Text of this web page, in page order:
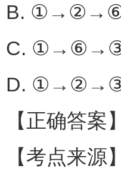
B.
C.
D.
【正确答案
【考点来